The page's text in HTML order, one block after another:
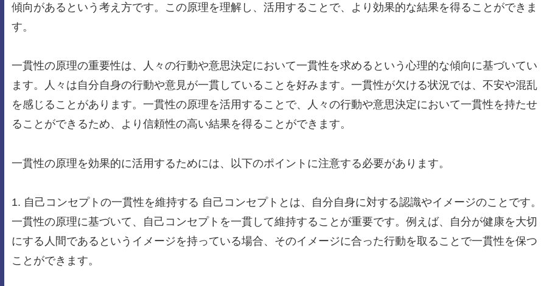
傾向があるという考え方です。この原理を理解し、活用することで、より効果的な結果を得ることができま
す。
一貫性の原理の重要性は、人々の行動や意思決定において一貫性を求めるという心理的な傾向に基づいてい
ます。人々は自分自身の行動や意見が一貫していることを好みます。一貫性が欠ける状況では、不安や混乱
を感じることがあります。一貫性の原理を活用することで、人々の行動や意思決定において一貫性を持たせ
ることができるため、より信頼性の高い結果を得ることができます。
一貫性の原理を効果的に活用するためには、以下のポイントに注意する必要があります。
1. 自己コンセプトの一貫性を維持する 自己コンセプトとは、自分自身に対する認識やイメージのことです。
一貫性の原理に基づいて、自己コンセプトを一貫して維持することが重要です。例えば、自分が健康を大切
にする人間であるというイメージを持っている場合、そのイメージに合った行動を取ることで一貫性を保つ
ことができます。